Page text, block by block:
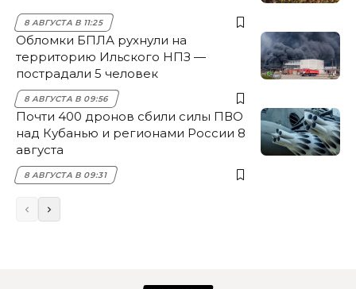
8 АВГУСТА В 11:25
Обломки БПЛА рухнули на
территорию Ильского НПЗ —
пострадали 5 человек
8 АВГУСТА В 09:56
Почти 400 дронов сбили силы ПВО
над Кубанью и регионами России 8
августа
8 АВГУСТА В 09:31